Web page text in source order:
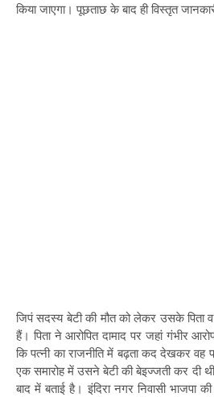
किया जाएगा। पूछताछ के बाद ही विस्तृत
जिपं सदस्य बेटी की मौत को लेकर उसके
हैं। पिता ने आरोपित दामाद पर जहां गंभीर
कि पत्नी का राजनीति में बढ़ता कद देखकर
एक समारोह में उसने बेटी की बेइज्जती कर दी
बाद में बताई है। इंदिरा नगर निवासी भाजपा